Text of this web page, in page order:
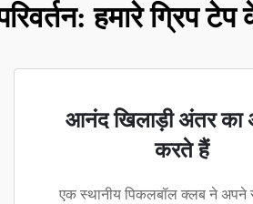
हमारे ग्रिप
आनंद खिलाड़ी अंतर का
करते हैं
एक स्थानीय पिकलबॉल क्लब ने अपने